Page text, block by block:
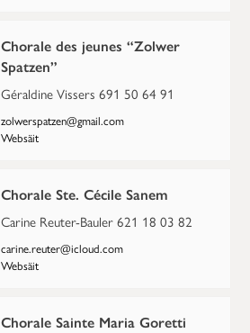
Chorale des jeunes “Zolwer
Spatzen”
Géraldine Vissers 691 50 64 91
zolwerspatzen@gmail.com
Websäit
Chorale Ste. Cécile Sanem
Carine Reuter-Bauler 621 18 03 82
carine.reuter@icloud.com
Websäit
Chorale Sainte Maria Goretti